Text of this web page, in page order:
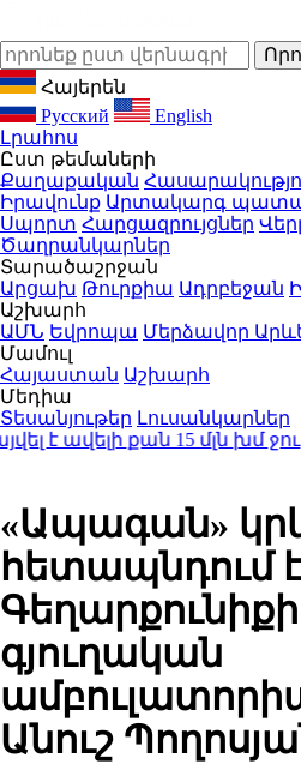
Հայերեն
Русский
English
Լրահոս
Ըստ թեմաների
Քաղաքական
Իրավունք Արտակարգ
Սպորտ Հարցազրույցներ
Ծաղրանկարներ
Տարածաշրջան
Արցախ Թուրքիա Ադրբեջան
Աշխարհ
ԱՄՆ Եվրոպա Մերձավոր
Մամուլ
Հայաստան Աշխարհ
Մեդիա
Տեսանյութեր Լուսանկարներ
ավելի քան 15 մլն խմ ջուր
«Ապագան»
հետապնդում է
գյուղական
Անուշ